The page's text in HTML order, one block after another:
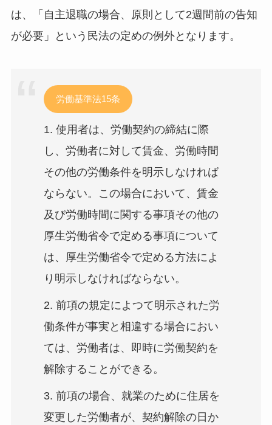
は、「自主退職の場合、原則として2週間前の告知
が必要」という民法の定めの例外となります。
労働基準法15条
1. 使用者は、労働契約の締結に際
し、労働者に対して賃金、労働時間
その他の労働条件を明示しなければ
ならない。この場合において、賃金
及び労働時間に関する事項その他の
厚生労働省令で定める事項について
は、厚生労働省令で定める方法によ
り明示しなければならない。
2. 前項の規定によつて明示された労
働条件が事実と相違する場合におい
ては、労働者は、即時に労働契約を
解除することができる。
3. 前項の場合、就業のために住居を
変更した労働者が、契約解除の日か